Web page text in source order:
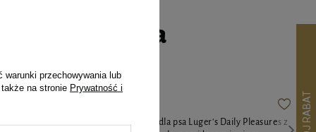
czworonoga
Karma mokra dla psa Luger's Daily Pleasures z
warunki przechowywania lub
na stronie Prywatność i